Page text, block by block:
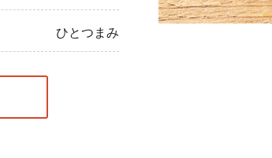
ひとつまみ
たまねぎ